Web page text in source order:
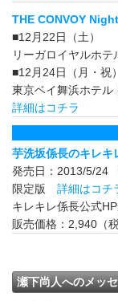
THE CONVOY
■12月22日（土）
リーガロイヤルホテ
■12月24日（月・祝）
東京ベイ舞浜ホテル
詳細はコチラ
芋洗坂係長のキレキ
発売日：2013/5/24
限定版 詳細はコチ
キレキレ係長公式
販売価格：2,940（税
瀬下尚人へのメッ